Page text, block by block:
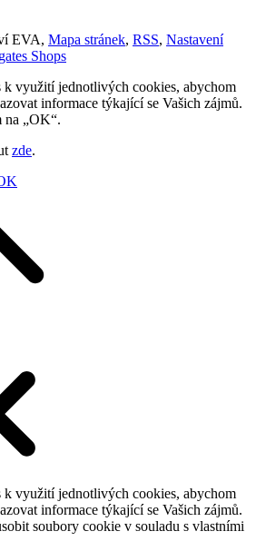
EVA, Mapa stránek, RSS, Nastavení
Shops
k využití jednotlivých cookies, abychom
informace týkající se Vašich zájmů.
na „OK“.
zde.
k využití jednotlivých cookies, abychom
informace týkající se Vašich zájmů.
soubory cookie v souladu s vlastními